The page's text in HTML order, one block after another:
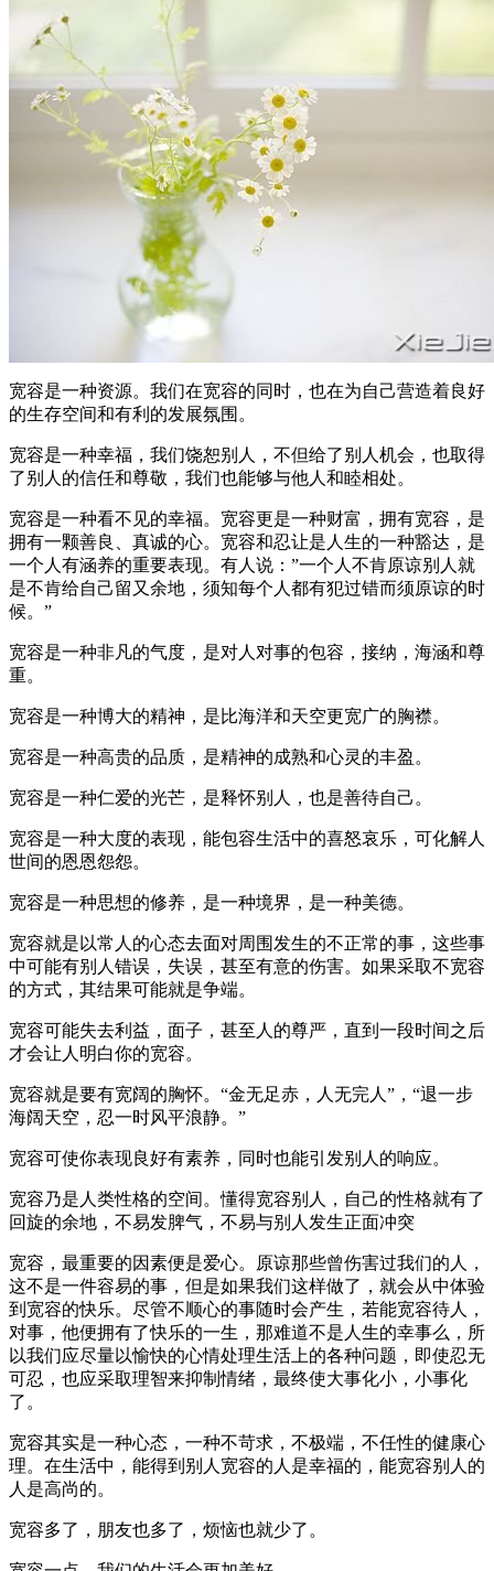
宽容是一种资源。我们在宽容的同时，也在为自己营造着良好
的生存空间和有利的发展氛围。
宽容是一种幸福，我们饶恕别人，不但给了别人机会，也取得
了别人的信任和尊敬，我们也能够与他人和睦相处。
宽容是一种看不见的幸福。宽容更是一种财富，拥有宽容，是
拥有一颗善良、真诚的心。宽容和忍让是人生的一种豁达，是
一个人有涵养的重要表现。有人说：”一个人不肯原谅别人就
是不肯给自己留又余地，须知每个人都有犯过错而须原谅的时
候。”
宽容是一种非凡的气度，是对人对事的包容，接纳，海涵和尊
重。
宽容是一种博大的精神，是比海洋和天空更宽广的胸襟。
宽容是一种高贵的品质，是精神的成熟和心灵的丰盈。
宽容是一种仁爱的光芒，是释怀别人，也是善待自己。
宽容是一种大度的表现，能包容生活中的喜怒哀乐，可化解人
世间的恩恩怨怨。
宽容是一种思想的修养，是一种境界，是一种美德。
宽容就是以常人的心态去面对周围发生的不正常的事，这些事
中可能有别人错误，失误，甚至有意的伤害。如果采取不宽容
的方式，其结果可能就是争端。
宽容可能失去利益，面子，甚至人的尊严，直到一段时间之后
才会让人明白你的宽容。
宽容就是要有宽阔的胸怀。“金无足赤，人无完人”，“退一步
海阔天空，忍一时风平浪静。”
宽容可使你表现良好有素养，同时也能引发别人的响应。
宽容乃是人类性格的空间。懂得宽容别人，自己的性格就有了
回旋的余地，不易发脾气，不易与别人发生正面冲突
宽容，最重要的因素便是爱心。原谅那些曾伤害过我们的人，
这不是一件容易的事，但是如果我们这样做了，就会从中体验
到宽容的快乐。尽管不顺心的事随时会产生，若能宽容待人，
对事，他便拥有了快乐的一生，那难道不是人生的幸事么，所
以我们应尽量以愉快的心情处理生活上的各种问题，即使忍无
可忍，也应采取理智来抑制情绪，最终使大事化小，小事化
了。
宽容其实是一种心态，一种不苛求，不极端，不任性的健康心
理。在生活中，能得到别人宽容的人是幸福的，能宽容别人的
人是高尚的。
宽容多了，朋友也多了，烦恼也就少了。